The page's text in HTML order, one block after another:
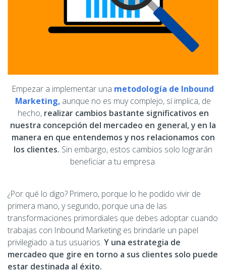
Empezar a implementar una metodología de Inbound
Marketing, aunque no es muy complejo, sí implica, de
hecho, realizar cambios bastante significativos en
nuestra concepción del mercadeo en general, y en la
manera en que entendemos y nos relacionamos con
los clientes. Sin embargo, estos cambios solo lograrán
beneficiar a tu empresa.
¿Por qué lo digo? Primero, porque lo he podido vivir de
primera mano, y segundo, porque una de las
transformaciones primordiales que debes adoptar cuando
trabajas con Inbound Marketing es brindarle un papel
privilegiado a tus usuarios. Y una estrategia de
mercadeo que gire en torno a sus clientes solo puede
estar destinada al éxito.